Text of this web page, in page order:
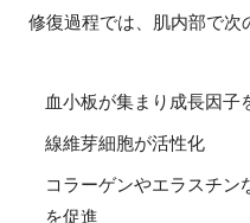
修復過程では、肌内部で次
血小板が集まり成長因子
線維芽細胞が活性化
コラーゲンやエラスチン
を促進